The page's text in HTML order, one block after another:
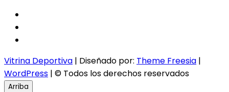
Vitrina Deportiva | Diseñado por: Theme Freesia |
WordPress | © Todos los derechos reservados
Arriba